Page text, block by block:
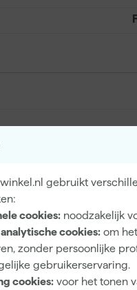
gebruikt
cookies: noodzakelijk
cookies: om
zonder persoonlijke
gebruikerservaring.
cookies: voor het tonen